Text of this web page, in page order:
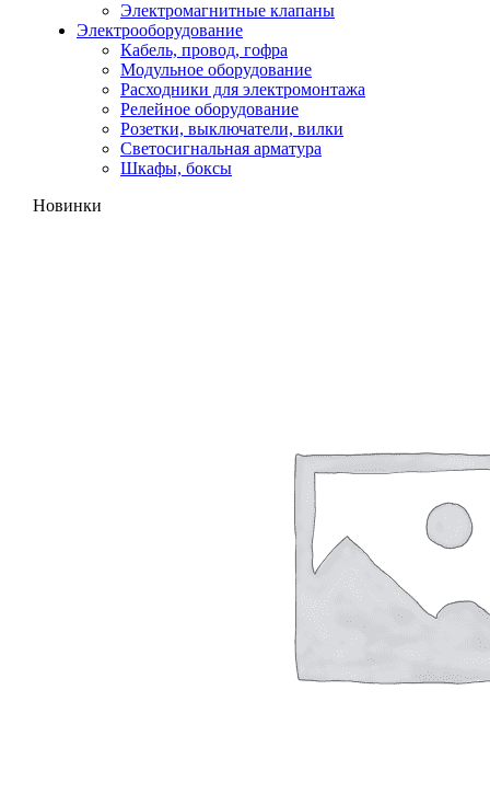
Электромагнитные клапаны
Электрооборудование
Кабель, провод, гофра
Модульное оборудование
Расходники для электромонтажа
Релейное оборудование
Розетки, выключатели, вилки
Светосигнальная арматура
Шкафы, боксы
Новинки